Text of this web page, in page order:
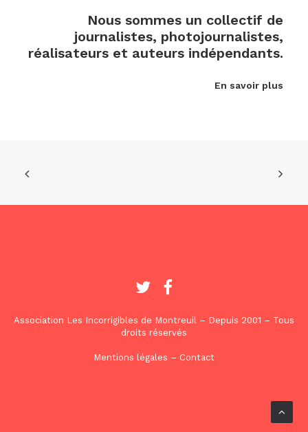
Nous sommes un collectif de
journalistes, photojournalistes,
réalisateurs et auteurs indépendants.
En savoir plus
Association Les Incorrigibles de Montreuil – Depuis 2001 – Tous
droits réservés
Mentions légales – Contact